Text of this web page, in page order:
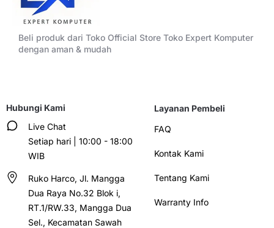
Beli produk dari Toko Official Store Toko Expert Komputer
dengan aman & mudah
Hubungi Kami
Live Chat
Setiap hari | 10:00 - 18:00
WIB
Ruko Harco, Jl. Mangga
Dua Raya No.32 Blok i,
RT.1/RW.33, Mangga Dua
Sel., Kecamatan Sawah
Layanan Pembeli
FAQ
Kontak Kami
Tentang Kami
Warranty Info